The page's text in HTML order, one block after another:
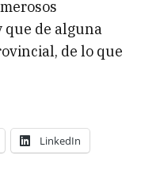
que de alguna
de lo que
LinkedIn